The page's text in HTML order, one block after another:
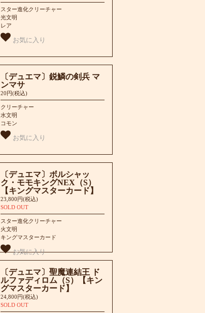
スター進化クリーチャー
光文明
レア
お気に入り
〔デュエマ〕鋭鱗の剣兵 マ
ンマサ
20円(税込)
クリーチャー
水文明
コモン
お気に入り
〔デュエマ〕ボルシャッ
ク・モモキングNEX（S）
【キングマスターカード】
23,800円(税込)
SOLD OUT
スター進化クリーチャー
火文明
キングマスターカード
お気に入り
〔デュエマ〕聖魔連結王 ド
ルファディロム（S）【キン
グマスターカード】
24,800円(税込)
SOLD OUT